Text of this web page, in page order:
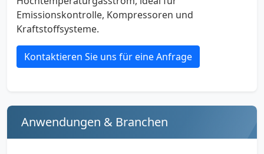
Emissionskontrolle, Kompressoren und
Kraftstoffsysteme.
Kontaktieren Sie uns für eine Anfrage
Anwendungen & Branchen